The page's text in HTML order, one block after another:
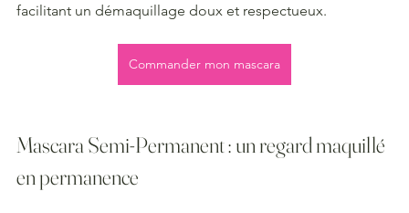
facilitant un démaquillage doux et respectueux.
Commander mon mascara
Mascara Semi-Permanent : un regard maquillé
en permanence